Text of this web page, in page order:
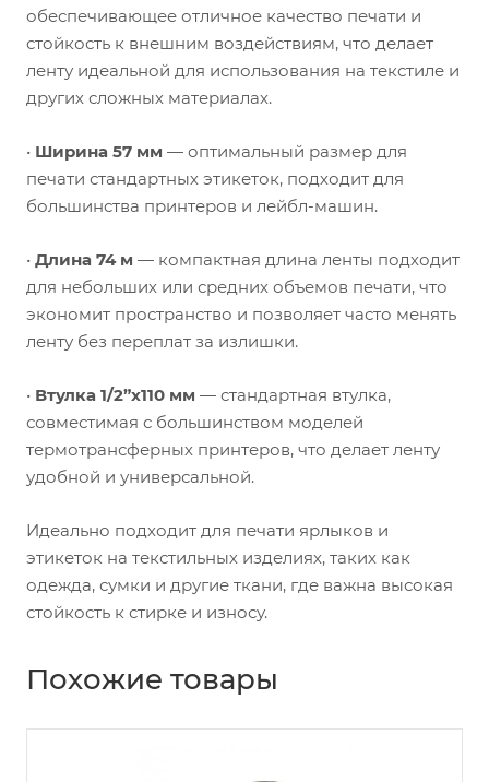
обеспечивающее отличное качество печати и
стойкость к внешним воздействиям, что делает
ленту идеальной для использования на текстиле и
других сложных материалах.
• Ширина 57 мм — оптимальный размер для
печати стандартных этикеток, подходит для
большинства принтеров и лейбл-машин.
• Длина 74 м — компактная длина ленты подходит
для небольших или средних объемов печати, что
экономит пространство и позволяет часто менять
ленту без переплат за излишки.
• Втулка 1/2”x110 мм — стандартная втулка,
совместимая с большинством моделей
термотрансферных принтеров, что делает ленту
удобной и универсальной.
Идеально подходит для печати ярлыков и
этикеток на текстильных изделиях, таких как
одежда, сумки и другие ткани, где важна высокая
стойкость к стирке и износу.
Похожие товары